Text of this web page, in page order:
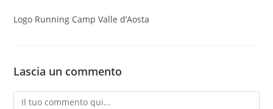
Logo Running Camp Valle d’Aosta
Lascia un commento